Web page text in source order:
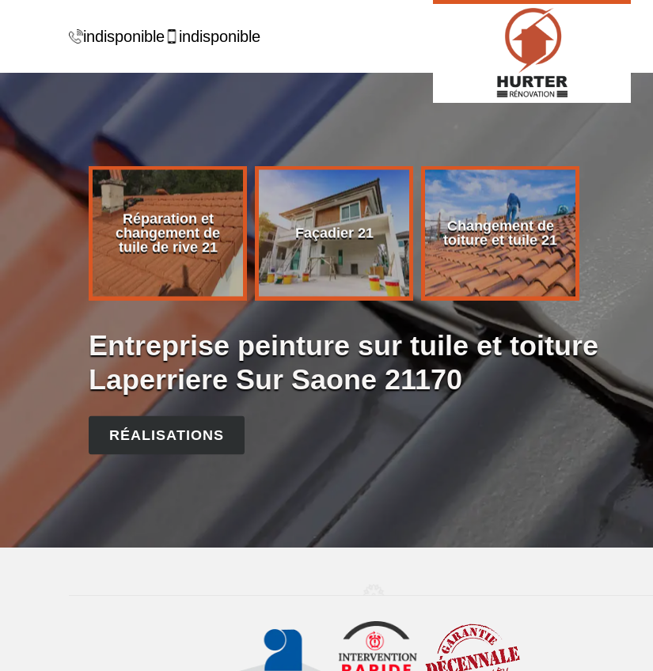
indisponible indisponible
Réparation et
changement de
tuile de rive 21
Façadier 21
Changement de
toiture et tuile 21
Entreprise peinture sur tuile et toiture
Laperriere Sur Saone 21170
RÉALISATIONS